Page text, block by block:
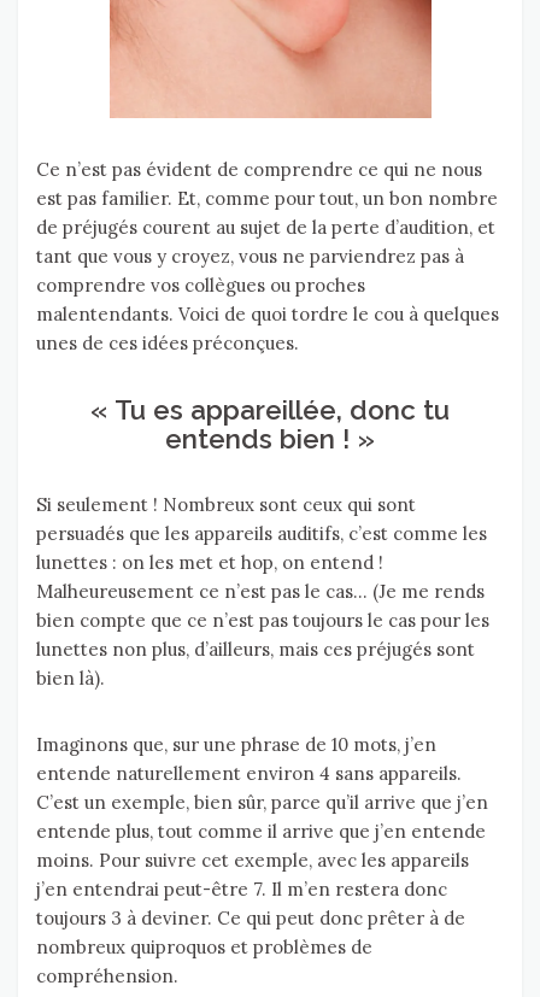
Ce n’est pas évident de comprendre ce qui ne nous
est pas familier. Et, comme pour tout, un bon nombre
de préjugés courent au sujet de la perte d’audition, et
tant que vous y croyez, vous ne parviendrez pas à
comprendre vos collègues ou proches
malentendants. Voici de quoi tordre le cou à quelques
unes de ces idées préconçues.
« Tu es appareillée, donc tu
entends bien ! »
Si seulement ! Nombreux sont ceux qui sont
persuadés que les appareils auditifs, c’est comme les
lunettes : on les met et hop, on entend !
Malheureusement ce n’est pas le cas… (Je me rends
bien compte que ce n’est pas toujours le cas pour les
lunettes non plus, d’ailleurs, mais ces préjugés sont
bien là).
Imaginons que, sur une phrase de 10 mots, j’en
entende naturellement environ 4 sans appareils.
C’est un exemple, bien sûr, parce qu’il arrive que j’en
entende plus, tout comme il arrive que j’en entende
moins. Pour suivre cet exemple, avec les appareils
j’en entendrai peut-être 7. Il m’en restera donc
toujours 3 à deviner. Ce qui peut donc prêter à de
nombreux quiproquos et problèmes de
compréhension.